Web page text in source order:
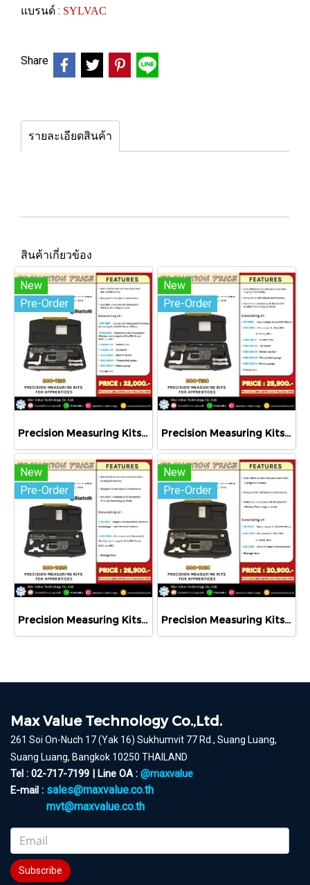
แบรนด์ : SYLVAC
Share
รายละเอียดสินค้า
สินค้าเกี่ยวข้อง
New
Pre-Order
Precision Measuring Kits MODEL 800-1126
New
Pre-Order
Precision Measuring Kits MODEL 800-1120
New
Pre-Order
Precision Measuring Kits MODEL 800-1026
New
Pre-Order
Precision Measuring Kits MODEL 800-1020
Max Value Technology Co.,Ltd.
261 Soi On-Nuch 17 (Yak 16) Sukhumvit 77 Rd., Suang Luang,
Suang Luang, Bangkok 10250 THAILAND
Tel : 02-717-7199 | Line OA : @maxvalue
E-mail : sales@maxvalue.co.th
mvt@maxvalue.co.th
Subscribe